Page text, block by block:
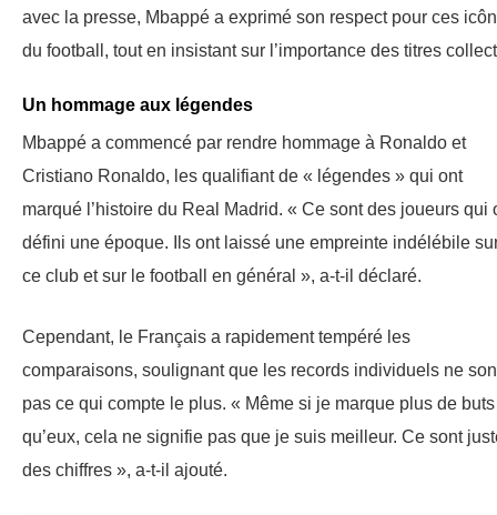
avec la presse, Mbappé a exprimé son respect pour ces
du football, tout en insistant sur l’importance des titres
Un hommage aux légendes
Mbappé a commencé par rendre hommage à Ronaldo et
Cristiano Ronaldo, les qualifiant de « légendes » qui ont
marqué l’histoire du Real Madrid. « Ce sont des joueurs qui
défini une époque. Ils ont laissé une empreinte indélébile
ce club et sur le football en général », a-t-il déclaré.
Cependant, le Français a rapidement tempéré les
comparaisons, soulignant que les records individuels ne
pas ce qui compte le plus. « Même si je marque plus de buts
qu’eux, cela ne signifie pas que je suis meilleur. Ce sont
des chiffres », a-t-il ajouté.